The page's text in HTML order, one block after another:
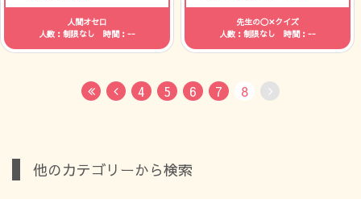
人間オセロ
人数：制限なし 時間：--
先生の〇✕クイズ
人数：制限なし 時間：--
FirstPrevious
4 5 6 7 8 No Next
他のカテゴリーから検索